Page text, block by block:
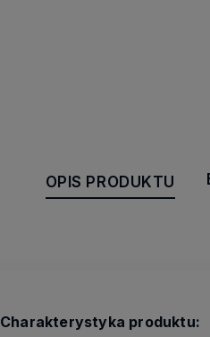
OPIS PRODUKTU
Charakterystyka produktu: